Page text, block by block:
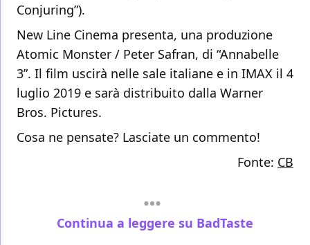
Conjuring”).
New Line Cinema presenta, una produzione
Atomic Monster / Peter Safran, di “Annabelle
3”. Il film uscirà nelle sale italiane e in IMAX il 4
luglio 2019 e sarà distribuito dalla Warner
Bros. Pictures.
Cosa ne pensate? Lasciate un commento!
Fonte: CB
Continua a leggere su BadTaste